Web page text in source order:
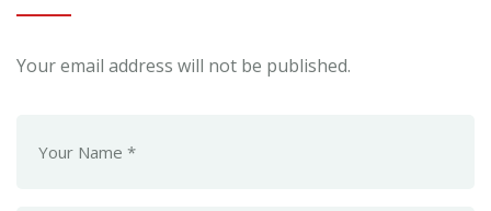
Your email address will not be published.